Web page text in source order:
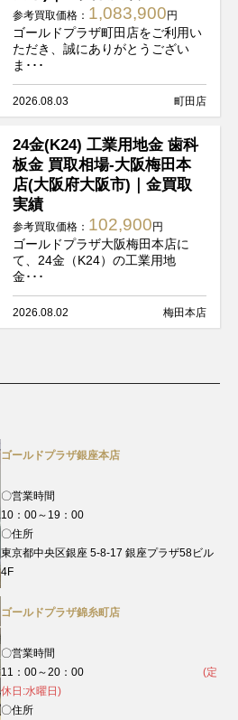
参考買取価格： 1,083,900 円
ゴールドプラザ町田店をご利用い
ただき、誠にありがとうござい
ま･･･
2026.08.03 町田店
24金(K24) 工業用地金 歯科
板金 買取相場-大阪梅田本
店(大阪府大阪市)｜金買取
実績
参考買取価格： 102,900 円
ゴールドプラザ大阪梅田本店に
て、24金（K24）の工業用地
金･･･
2026.08.02 梅田本店
ゴールドプラザ銀座本店
〇営業時間
10：00～19：00
〇住所
東京都中央区銀座 5-8-17 銀座プラザ58ビル
4F
ゴールドプラザ錦糸町店
〇営業時間
11：00～20：00 (定
休日:水曜日)
〇住所